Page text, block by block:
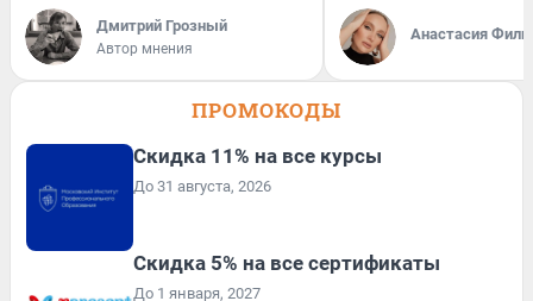
Дмитрий Грозный
Автор мнения
Анастасия
ПРОМОКОДЫ
Скидка 11% на все курсы
До 31 августа, 2026
Скидка 5% на все сертификаты
До 1 января, 2027